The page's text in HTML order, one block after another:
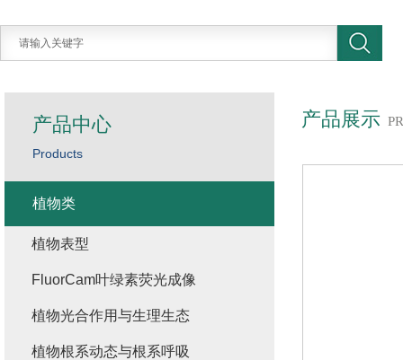
产品展示
产品中心
Products
植物类
植物表型
FluorCam叶绿素荧光成像
植物光合作用与生理生态
植物根系动态与根系呼吸